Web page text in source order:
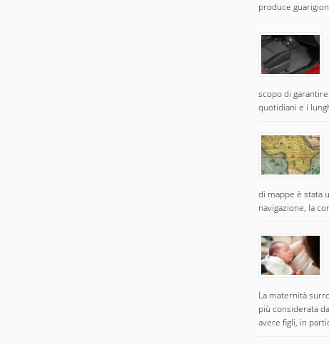
produce
scopo di
quotidiani e i
di mappe è stata
navigazione, la
La maternità
più considerata
avere figli, in